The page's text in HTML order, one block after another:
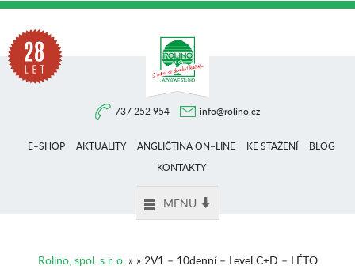
737 252 954 info@rolino.cz
E–SHOP AKTUALITY ANGLIČTINA ON–LINE KE STAŽENÍ
BLOG
KONTAKTY
MENU
Rolino, spol. s r. o.» » 2V1 – 10denní – Level C+D – LÉTO